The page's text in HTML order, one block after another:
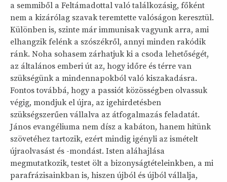
a semmiből a Feltámadottal való találkozásig, főként
nem a kizárólag szavak teremtette valóságon keresztül.
Különben is, szinte már immunisak vagyunk arra, ami
elhangzik felénk a szószékről, annyi minden rakódik
ránk. Noha sohasem zárhatjuk ki a csoda lehetőségét,
az általános emberi út az, hogy időre és térre van
szükségünk a mindennapokból való kiszakadásra.
Fontos továbbá, hogy a passiót közösségben olvassuk
végig, mondjuk el újra, az igehirdetésben
szükségszerűen vállalva az átfogalmazás feladatát.
János evangéliuma nem dísz a kabáton, hanem hitünk
szövetéhez tartozik, ezért mindig igényli az ismételt
újraolvasást és -mondást. Isten aláhajlása
megmutatkozik, testet ölt a bizonyságtételeinkben, a mi
parafrázisainkban is, hiszen újból és újból vállalja,